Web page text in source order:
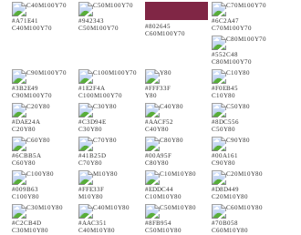
#A71E41
C40M100Y70
#942343
C50M100Y70
#802645
C60M100Y70
#6C2A47
C70M100Y70
#552C48
C80M100Y70
#3B2E49
C90M100Y70
#1E2F4A
C100M100Y70
#FFF33F
Y80
#F0EB45
C10Y80
#DAE24A
C20Y80
#C3D94E
C30Y80
#AACF52
C40Y80
#8DC556
C50Y80
#6CBB5A
C60Y80
#41B25D
C70Y80
#00A95F
C80Y80
#00A161
C90Y80
#009B63
C100Y80
#FFE33F
M10Y80
#EDDC44
C10M10Y80
#D8D449
C20M10Y80
#C2CB4D
C30M10Y80
#AAC351
C40M10Y80
#8FB954
C50M10Y80
#70B058
C60M10Y80